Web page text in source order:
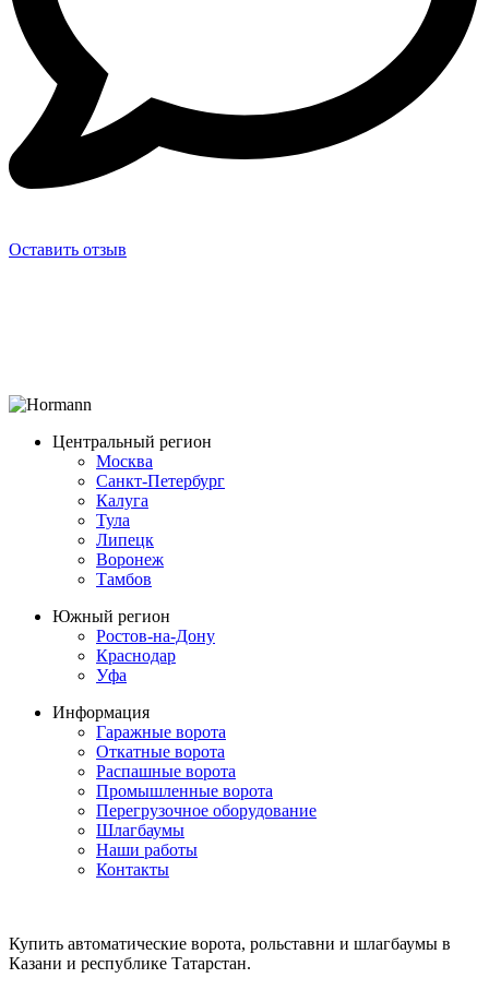
Оставить отзыв
Центральный регион
Москва
Санкт-Петербург
Калуга
Тула
Липецк
Воронеж
Тамбов
Южный регион
Ростов-на-Дону
Краснодар
Уфа
Информация
Гаражные ворота
Откатные ворота
Распашные ворота
Промышленные ворота
Перегрузочное оборудование
Шлагбаумы
Наши работы
Контакты
Купить автоматические ворота, рольставни и шлагбаумы в
Казани и республике Татарстан.